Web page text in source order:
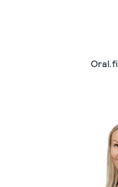
Oral.fi